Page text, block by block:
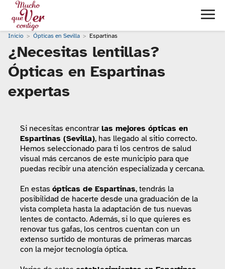
Inicio Ópticas en Sevilla Espartinas
¿Necesitas lentillas?
Ópticas en Espartinas
expertas
Si necesitas encontrarlas mejores ópticas en
Espartinas (Sevilla), has llegado al sitio correcto.
Hemos seleccionado para ti los centros de salud
visual más cercanos de este municipio para que
puedas recibir una atención especializada y cercana.
En estas ópticas de Espartinas, tendrás la
posibilidad de hacerte desde una graduación de la
vista completa hasta la adaptación de tus nuevas
lentes de contacto. Además, si lo que quieres es
renovar tus gafas, los centros cuentan con un
extenso surtido de monturas de primeras marcas
con la mejor tecnología óptica.